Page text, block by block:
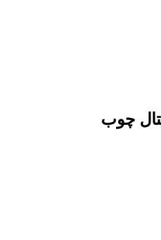
چوب